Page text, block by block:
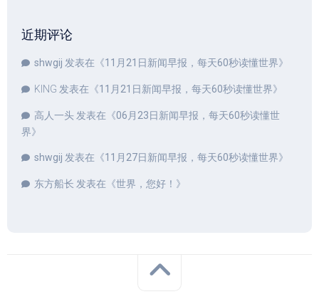
近期评论
shwgij 发表在《11月21日新闻早报，每天60秒读懂世界》
KING 发表在《11月21日新闻早报，每天60秒读懂世界》
高人一头 发表在《06月23日新闻早报，每天60秒读懂世
界》
shwgij 发表在《11月27日新闻早报，每天60秒读懂世界》
东方船长 发表在《世界，您好！ 》